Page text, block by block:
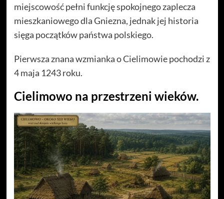
miejscowość pełni funkcję spokojnego zaplecza
mieszkaniowego dla Gniezna, jednak jej historia
sięga początków państwa polskiego.
Pierwsza znana wzmianka o Cielimowie pochodzi z
4 maja 1243 roku.
Cielimowo na przestrzeni wieków.